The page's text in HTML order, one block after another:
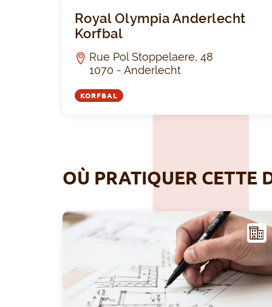
Royal Olympia Anderlecht
Korfbal
Rue Pol Stoppelaere, 48
1070 - Anderlecht
KORFBAL
OÙ PRATIQUER CETTE
NFR
AST
RUC